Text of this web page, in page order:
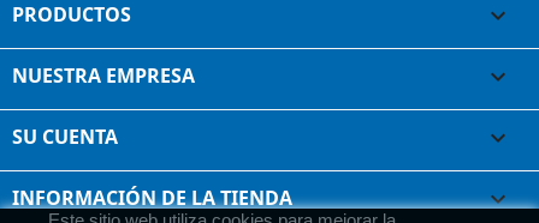
PRODUCTOS 
NUESTRA EMPRESA 
SU CUENTA 
INFORMACIÓN DE LA TIENDA keyboard_arrow_down